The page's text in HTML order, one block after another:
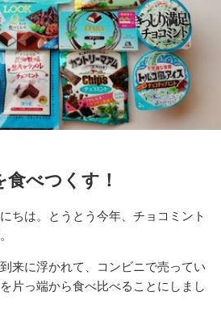
べつくす！
ちは。とうとう今年、チョコミント
来に浮かれて、コンビニで売ってい
片っ端から食べ比べることにしまし